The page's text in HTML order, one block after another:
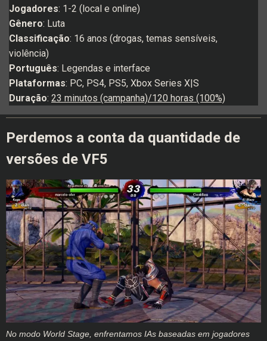
Jogadores: 1-2 (local e online)
Gênero: Luta
Classificação: 16 anos (drogas, temas sensíveis,
violência)
Português: Legendas e interface
Plataformas: PC, PS4, PS5, Xbox Series X|S
Duração: 23 minutos (campanha)/120 horas (100%)
Perdemos a conta da quantidade de
versões de VF5
No modo World Stage, enfrentamos IAs baseadas em jogadores